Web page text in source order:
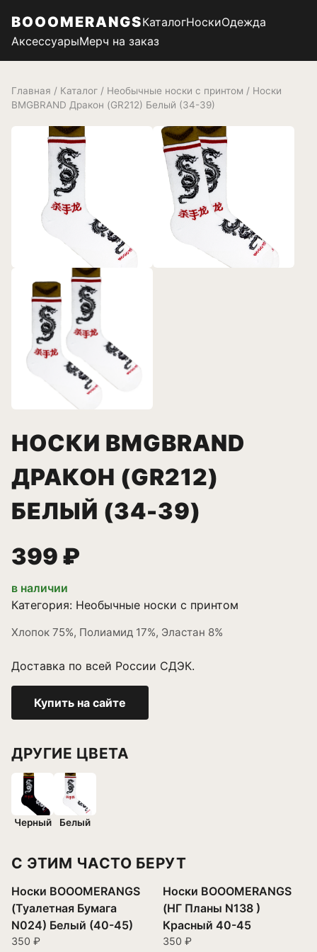
BOOOMERANGSКаталогНоскиОдежда
АксессуарыМерч на заказ
Главная / Каталог / Необычные носки с принтом / Носки
BMGBRAND Дракон (GR212) Белый (34-39)
НОСКИ BMGBRAND
ДРАКОН (GR212)
БЕЛЫЙ (34-39)
399 ₽
в наличии
Категория: Необычные носки с принтом
Хлопок 75%, Полиамид 17%, Эластан 8%
Доставка по всей России СДЭК.
Купить на сайте
ДРУГИЕ ЦВЕТА
Черный Белый
С ЭТИМ ЧАСТО БЕРУТ
Носки BOOOMERANGS
(Туалетная Бумага
N024) Белый (40-45)
350 ₽
Носки BOOOMERANGS
(НГ Планы N138 )
Красный 40-45
350 ₽